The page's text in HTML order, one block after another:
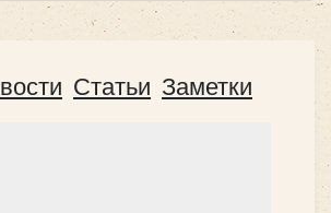
Статьи Заметки